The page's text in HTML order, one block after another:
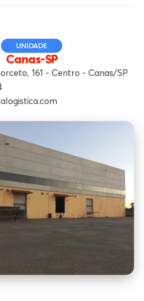
UNIDADE
Canas-SP
161 - Centro - Canas/SP